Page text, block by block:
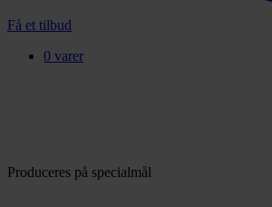
Få et tilbud
0 varer
Produceres på specialmål